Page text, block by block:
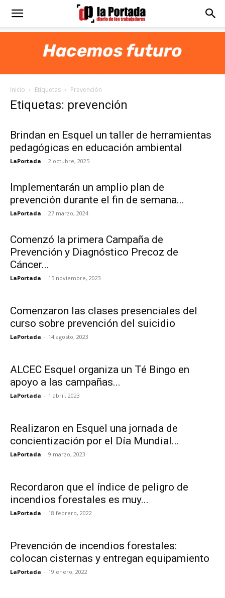
Diario
Portada
Inicio Etiquetas Prevención
Etiquetas: prevención
Brindan en Esquel un taller de herramientas
pedagógicas en educación ambiental
LaPortada - 2 octubre, 2025
Implementarán un amplio plan de
prevención durante el fin de semana...
LaPortada - 27 marzo, 2024
Comenzó la primera Campaña de
Prevención y Diagnóstico Precoz de
Cáncer...
LaPortada - 15 noviembre, 2023
Comenzaron las clases presenciales del
curso sobre prevención del suicidio
LaPortada - 14 agosto, 2023
ALCEC Esquel organiza un Té Bingo en
apoyo a las campañas...
LaPortada - 1 abril, 2023
Realizaron en Esquel una jornada de
concientización por el Día Mundial...
LaPortada - 9 marzo, 2023
Recordaron que el índice de peligro de
incendios forestales es muy...
LaPortada - 18 febrero, 2022
Prevención de incendios forestales:
colocan cisternas y entregan equipamiento
LaPortada - 19 enero, 2022